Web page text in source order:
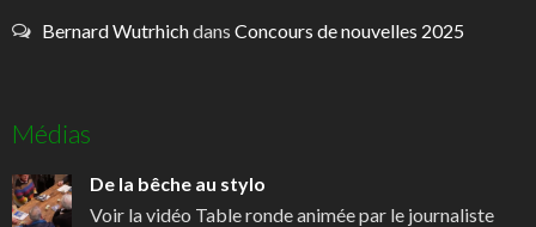
Bernard Wutrhichdans Concours de nouvelles 2025
Médias
De la bêche au stylo
Voir la vidéo Table ronde animée par le journaliste